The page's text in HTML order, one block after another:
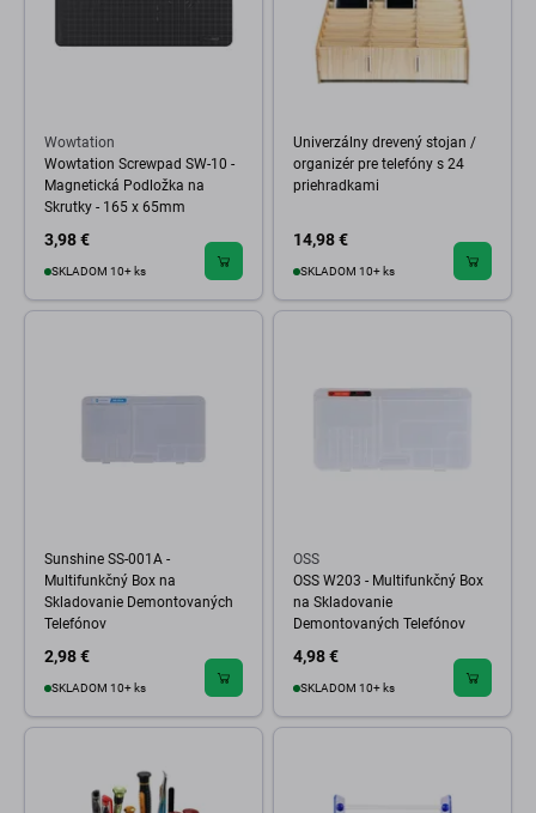
Wowtation
Wowtation Screwpad SW-10 -
Magnetická Podložka na
Skrutky - 165 x 65mm
3,98 €
SKLADOM 10+ ks
Univerzálny drevený stojan /
organizér pre telefóny s 24
priehradkami
14,98 €
SKLADOM 10+ ks
Sunshine SS-001A -
Multifunkčný Box na
Skladovanie Demontovaných
Telefónov
2,98 €
SKLADOM 10+ ks
OSS
OSS W203 - Multifunkčný Box
na Skladovanie
Demontovaných Telefónov
4,98 €
SKLADOM 10+ ks